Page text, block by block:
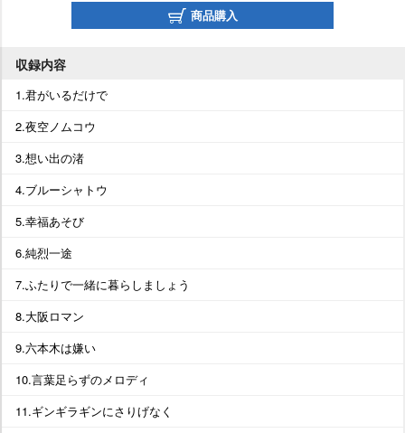
商品購入
収録内容
1.君がいるだけで
2.夜空ノムコウ
3.想い出の渚
4.ブルーシャトウ
5.幸福あそび
6.純烈一途
7.ふたりで一緒に暮らしましょう
8.大阪ロマン
9.六本木は嫌い
10.言葉足らずのメロディ
11.ギンギラギンにさりげなく